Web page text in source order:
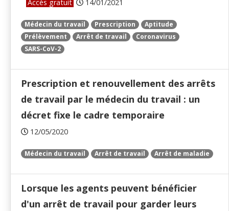
Accès gratuit 14/01/2021
Médecin du travail Prescription
Aptitude
Prélèvement
Arrêt de travail
Coronavirus
SARS-CoV-2
Prescription et renouvellement des arrêts
de travail par le médecin du travail : un
décret fixe le cadre temporaire
12/05/2020
Médecin du travail Arrêt de travail Arrêt de maladie
Lorsque les agents peuvent bénéficier
d'un arrêt de travail pour garder leurs